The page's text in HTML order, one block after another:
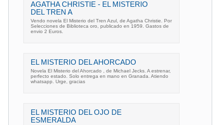
AGATHA CHRISTIE - EL MISTERIO
DEL TREN A
Vendo novela El Misterio del Tren Azul, de Agatha Christie. Por
Selecciones de Biblioteca oro, publicado en 1959. Gastos de
envio 2 Euros.
EL MISTERIO DEL AHORCADO
Novela El Misterio del Ahorcado , de Michael Jecks. A estrenar,
perfecto estado. Solo entrega en mano en Granada. Atiendo
whatsapp. Urge, gracias
EL MISTERIO DEL OJO DE
ESMERALDA